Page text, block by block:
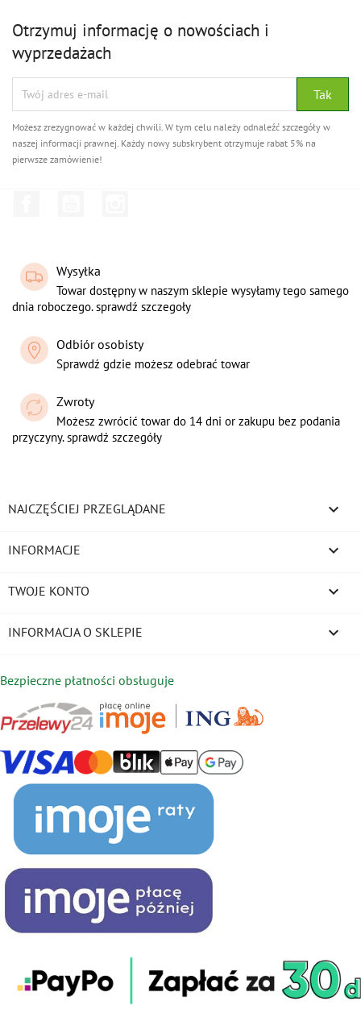
Otrzymuj informację o nowościach i
wyprzedażach
Możesz zrezygnować w każdej chwili. W tym celu należy odnaleźć szczegóły w
naszej informacji prawnej. Każdy nowy subskrybent otrzymuje rabat 5% na
pierwsze zamówienie!
Wysyłka
Towar dostępny w naszym sklepie wysyłamy tego samego
dnia roboczego. sprawdź szczegoły
Odbiór osobisty
Sprawdź gdzie możesz odebrać towar
Zwroty
Możesz zwrócić towar do 14 dni or zakupu bez podania
przyczyny. sprawdź szczegóły
NAJCZĘŚCIEJ PRZEGLĄDANE 
INFORMACJE 
TWOJE KONTO 
INFORMACJA O SKLEPIE keyboard_arrow_down
Bezpieczne płatności obsługuje